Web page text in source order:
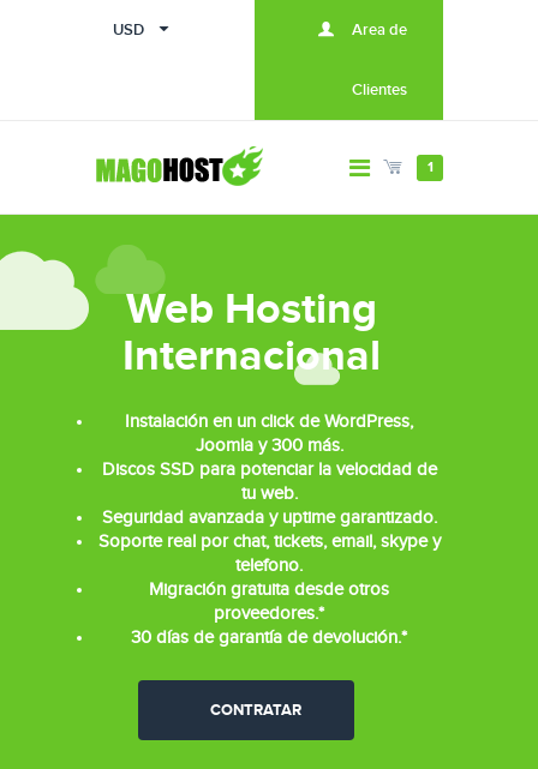
USD Area de
Clientes
1
Web Hosting
Internacional
Instalación en un click de WordPress,
Joomla y 300 más.
Discos SSD para potenciar la velocidad de
tu web.
Seguridad avanzada y uptime garantizado.
Soporte real por chat, tickets, email, skype y
telefono.
Migración gratuita desde otros
proveedores.*
30 días de garantía de devolución.*
CONTRATAR